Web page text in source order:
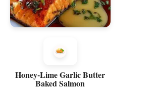
Honey-Lime Garlic Butter
Baked Salmon